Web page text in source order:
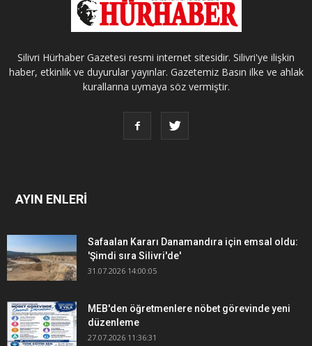
Silivri Hürhaber Gazetesi resmi internet sitesidir. Silivri'ye ilişkin
haber, etkinlik ve duyurular yayınlar. Gazetemiz Basın ilke ve ahlak
kurallarına uymaya söz vermiştir.
AYIN ENLERİ
Safaalan Kararı Danamandıra için emsal oldu:
'Şimdi sıra Silivri'de'
31.07.2026 14:00:05
MEB'den öğretmenlere nöbet görevinde yeni
düzenleme
27.07.2026 11:36:31